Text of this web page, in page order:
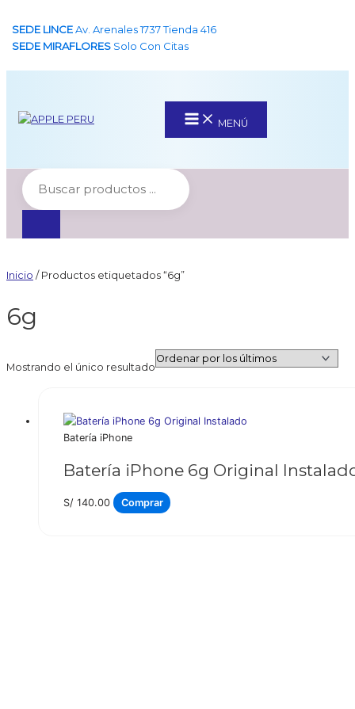
al
contenido
SEDE LINCEAv. Arenales 1737 Tienda 416
SEDE MIRAFLORES Solo Con Citas
Main
Menu
MENÚ
Inicio / Productos etiquetados “6g”
6g
Mostrando el único resultado
Batería iPhone
Batería iPhone 6g Original
S/ 140.00 Comprar